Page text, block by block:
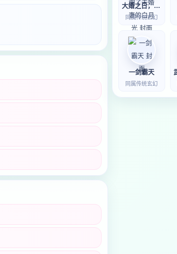
大婚之日，我阉了未婚妻的白月光
同属传统玄幻
一剑霸天
同属传统玄幻